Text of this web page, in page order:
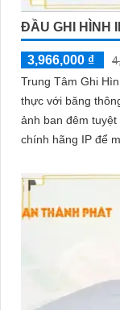
ĐẦU GHI HÌNH
3,966,000 ₫
Trung Tâm Ghi
thực với băng thông lên đến
ảnh ban đêm
chính hãng IP để